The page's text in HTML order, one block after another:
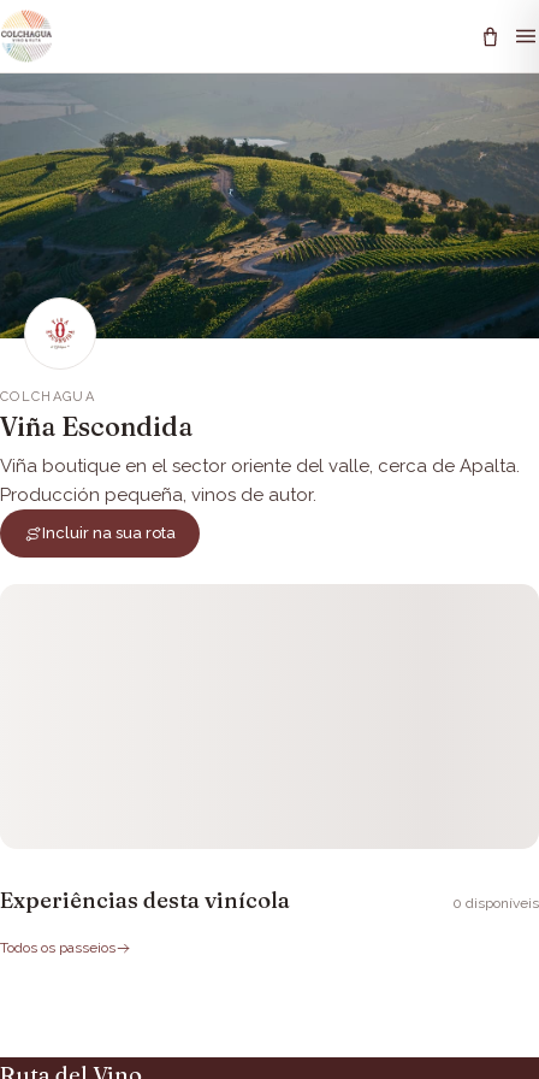
COLCHAGUA
Viña Escondida
Viña boutique en el sector oriente del valle, cerca de Apalta.
Producción pequeña, vinos de autor.
Incluir na sua rota
Experiências desta vinícola 0 disponíveis
Todos os passeios